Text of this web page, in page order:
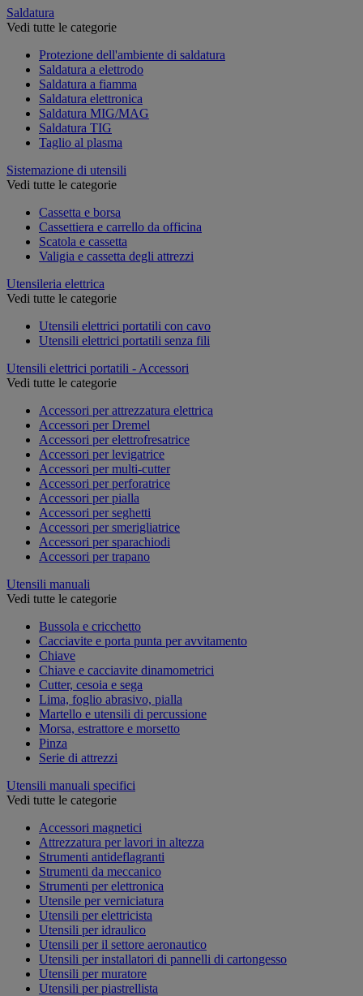
Saldatura
Vedi tutte le categorie
Protezione dell'ambiente di saldatura
Saldatura a elettrodo
Saldatura a fiamma
Saldatura elettronica
Saldatura MIG/MAG
Saldatura TIG
Taglio al plasma
Sistemazione di utensili
Vedi tutte le categorie
Cassetta e borsa
Cassettiera e carrello da officina
Scatola e cassetta
Valigia e cassetta degli attrezzi
Utensileria elettrica
Vedi tutte le categorie
Utensili elettrici portatili con cavo
Utensili elettrici portatili senza fili
Utensili elettrici portatili - Accessori
Vedi tutte le categorie
Accessori per attrezzatura elettrica
Accessori per Dremel
Accessori per elettrofresatrice
Accessori per levigatrice
Accessori per multi-cutter
Accessori per perforatrice
Accessori per pialla
Accessori per seghetti
Accessori per smerigliatrice
Accessori per sparachiodi
Accessori per trapano
Utensili manuali
Vedi tutte le categorie
Bussola e cricchetto
Cacciavite e porta punta per avvitamento
Chiave
Chiave e cacciavite dinamometrici
Cutter, cesoia e sega
Lima, foglio abrasivo, pialla
Martello e utensili di percussione
Morsa, estrattore e morsetto
Pinza
Serie di attrezzi
Utensili manuali specifici
Vedi tutte le categorie
Accessori magnetici
Attrezzatura per lavori in altezza
Strumenti antideflagranti
Strumenti da meccanico
Strumenti per elettronica
Utensile per verniciatura
Utensili per elettricista
Utensili per idraulico
Utensili per il settore aeronautico
Utensili per installatori di pannelli di cartongesso
Utensili per muratore
Utensili per piastrellista